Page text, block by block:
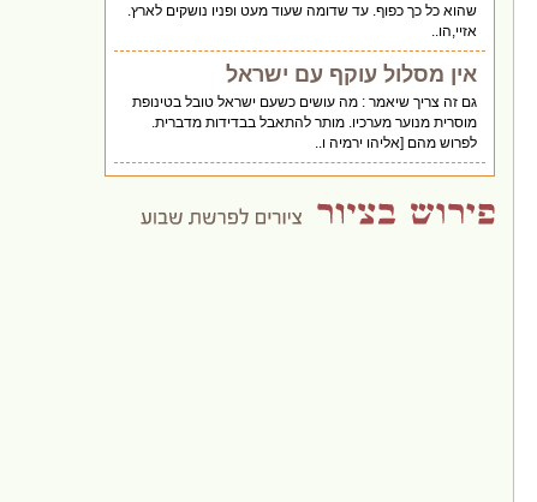
שהוא כל כך כפוף. עד שדומה שעוד מעט ופניו נושקים לארץ.
אזיי,הו..
אין מסלול עוקף עם ישראל
גם זה צריך שיאמר : מה עושים כשעם ישראל טובל בטינופת
מוסרית מנוער מערכיו. מותר להתאבל בבדידות מדברית.
לפרוש מהם [אליהו ירמיה ו..